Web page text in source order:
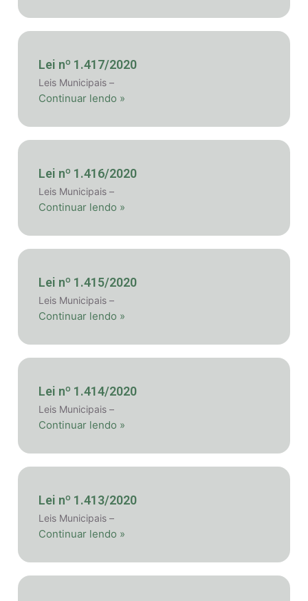
Lei nº 1.417/2020
Leis Municipais –
Continuar lendo »
Lei nº 1.416/2020
Leis Municipais –
Continuar lendo »
Lei nº 1.415/2020
Leis Municipais –
Continuar lendo »
Lei nº 1.414/2020
Leis Municipais –
Continuar lendo »
Lei nº 1.413/2020
Leis Municipais –
Continuar lendo »